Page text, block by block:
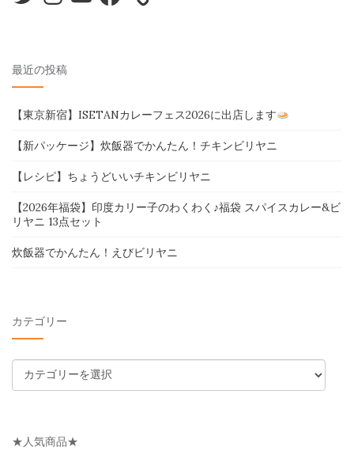
最近の投稿
【東京新宿】ISETANカレーフェス2026に出店します
【新パッケージ】炊飯器でかんたん！チキンビリヤニ
【レシピ】ちょうどいいチキンビリヤニ
【2026年福袋】印度カリー子のわくわく♪福袋 スパイスカレー&ビ
リヤニ 13点セット
炊飯器でかんたん！えびビリヤニ
カテゴリー
テ
リ
★人気商品★